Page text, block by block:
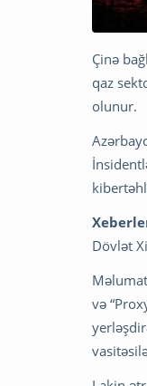
Çinə
qaz
olunur.
Dövlət
və